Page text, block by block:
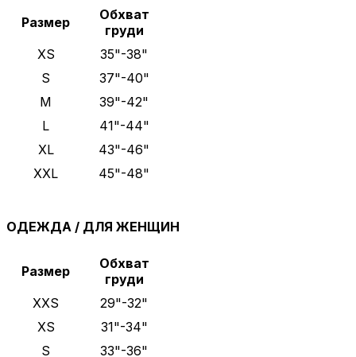
Размер
Обхват
груди
XS
35"-38"
S
37"-40"
M
39"-42"
L
41"-44"
XL
43"-46"
XXL
45"-48"
ОДЕЖДА / ДЛЯ ЖЕНЩИН
Размер
Обхват
груди
XXS
29"-32"
XS
31"-34"
S
33"-36"